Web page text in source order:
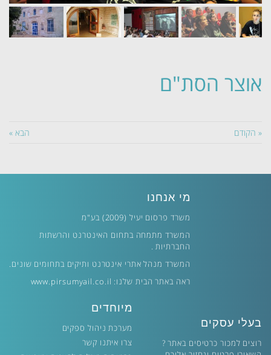
אוצר הסת"ם
« הקודם הבא »
מי אנחנו
משרד פרסום יעיל (2009) בע"מ
המשרד מתמחה בתחום האינטרנט והרשתות
החברתיות .
המשרד מנהל אתרי אינטרנט ותיקים בתחומים שונים.
ראה באתר הבית שלנו: www.pirsumyail.co.il
בעלי עסקים
רוצים למכור כרטיסים באתר ?
מיוחדים
מערכת ניהול ספקים
צרו איתנו קשר